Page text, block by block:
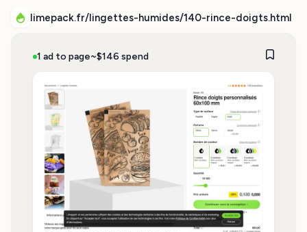
limepack.fr/lingettes-humides/140-rince-doigts.html
1 ad to page~$146 spend